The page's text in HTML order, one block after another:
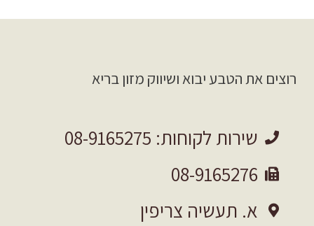
רוצים את הטבע יבוא ושיווק מזון בריא
שירות לקוחות: 08-9165275
08-9165276
א. תעשיה צריפין